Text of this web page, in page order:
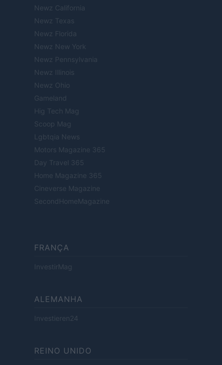
Newz California
Newz Texas
Newz Florida
Newz New York
Newz Pennsylvania
Newz Illinois
Newz Ohio
Gameland
Hig Tech Mag
Scoop Mag
Lgbtqia News
Motors Magazine 365
Day Travel 365
Home Magazine 365
Cineverse Magazine
SecondHomeMagazine
FRANÇA
InvestirMag
ALEMANHA
Investieren24
REINO UNIDO